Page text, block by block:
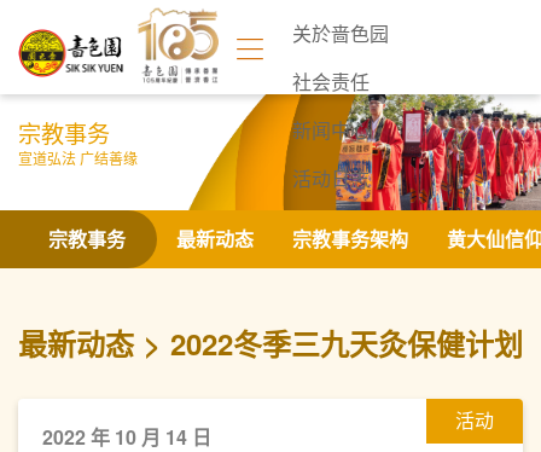
关於啬色园
社会责任
新闻中心
活动日志
联络我们
宗教事务
宣道弘法 广结善缘
宗教事务 最新动态 宗教事务架构 黄大仙信
最新动态 2022冬季三九天灸保健计划
活动
2022 年 10 月 14 日